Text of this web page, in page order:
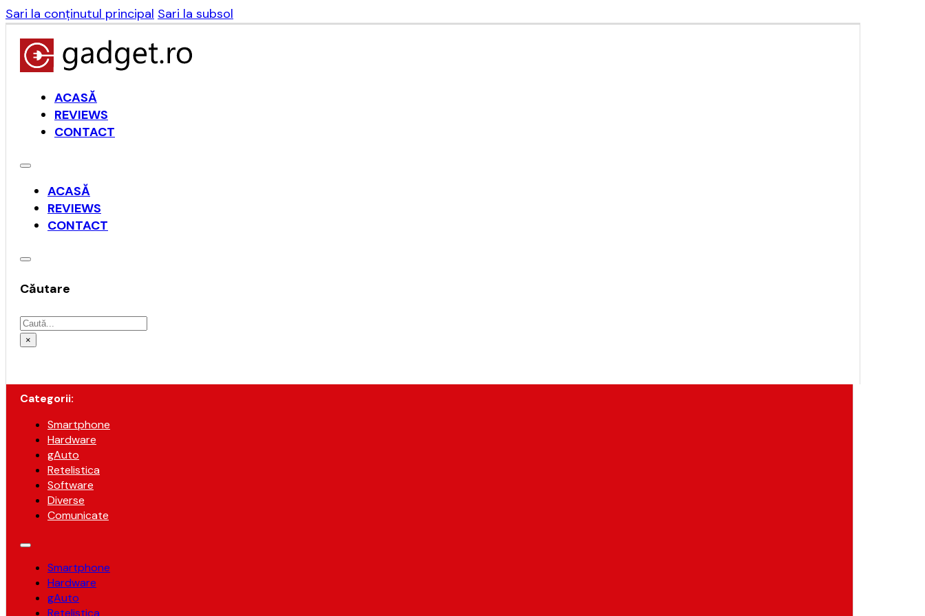
Sari la conținutul principal Sari la subsol
ACASĂ
REVIEWS
CONTACT
ACASĂ
REVIEWS
CONTACT
Căutare
Caută
×
Categorii:
Smartphone
Hardware
gAuto
Retelistica
Software
Diverse
Comunicate
Smartphone
Hardware
gAuto
Retelistica